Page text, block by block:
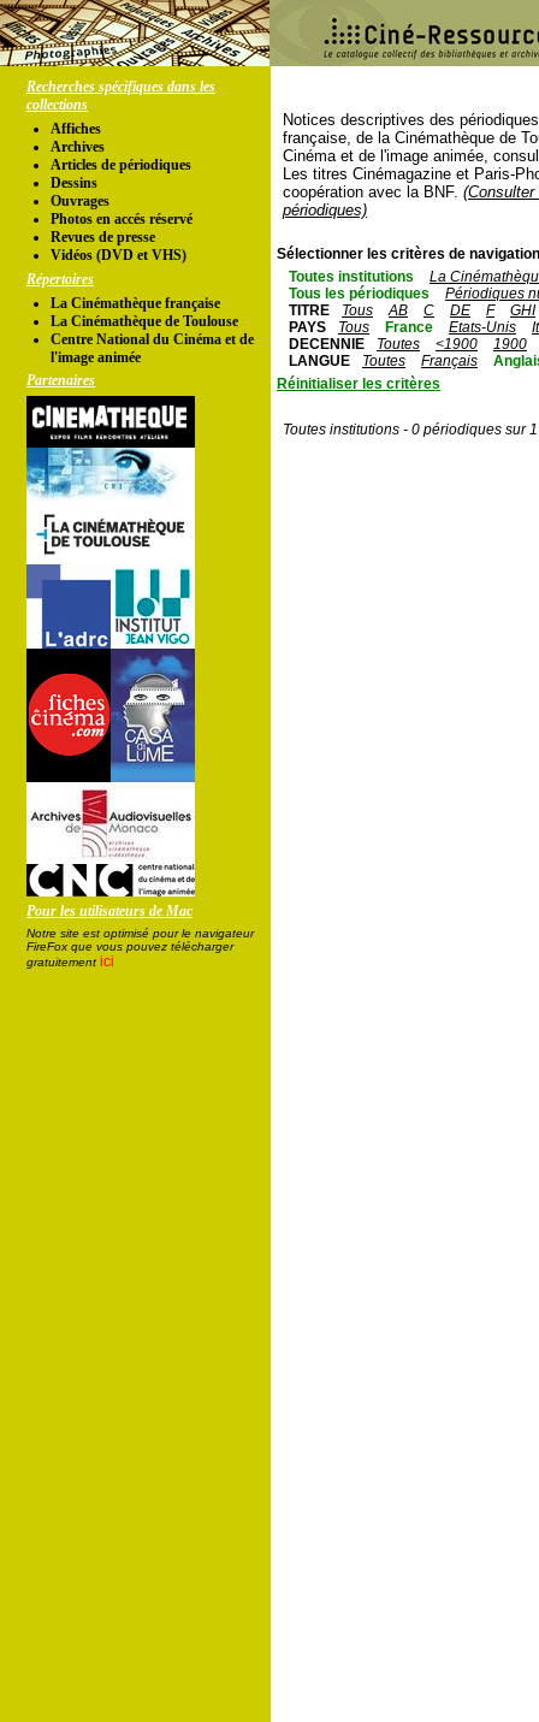
Recherches spécifiques dans les
collections
Affiches
Archives
Articles de périodiques
Dessins
Ouvrages
Photos en accés réservé
Revues de presse
Vidéos (DVD et VHS)
Répertoires
La Cinémathèque française
La Cinémathèque de Toulouse
Centre National du Cinéma et de
l'image animée
Partenaires
Pour les utilisateurs de Mac
Notre site est optimisé pour le navigateur
FireFox que vous pouvez télécharger
gratuitement ici
Notices descriptives des
française, de la Cinémathèque de
Cinéma et de l'image animée,
Les titres Cinémagazine et Paris-
coopération avec la BNF.
périodiques)
Sélectionner les critères de
Toutes institutions
La
Tous les périodiques
Périodiques
TITRE
Tous AB C DE F
GHI
PAYS
Tous France Etats-Unis
DECENNIE
Toutes <1900
1900
LANGUE
Toutes Français
Réinitialiser les critères
Toutes institutions - 0 périodiques sur